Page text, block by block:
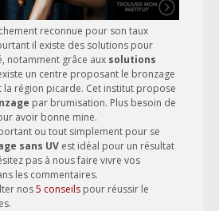
reconnue pour son taux
il existe des solutions pour
notamment grâce aux solutions
un centre proposant le bronzage
la région picarde. Cet institut propose
par brumisation. Plus besoin de
avoir bonne mine.
ou tout simplement pour se
sans UV est idéal pour un résultat
pas à nous faire vivre vos
les commentaires.
nos5 conseils pour réussir le